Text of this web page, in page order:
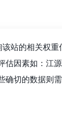
站的相关权重
估因素如：江
切的数据则